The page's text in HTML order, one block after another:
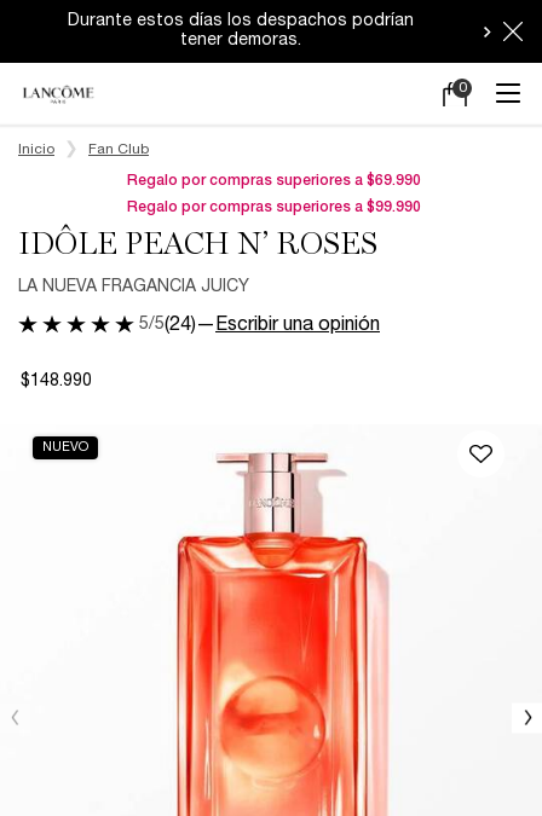
Durante estos días los despachos podrían
tener demoras.
Mi
0
0 producto
Inicio
Fan Club
Regalo por compras superiores a $69.990
Regalo por compras superiores a $99.990
IDÔLE PEACH N’ ROSES
LA NUEVA FRAGANCIA JUICY
5/5(24)— Escribir una opinión
$148.990
NUEVO